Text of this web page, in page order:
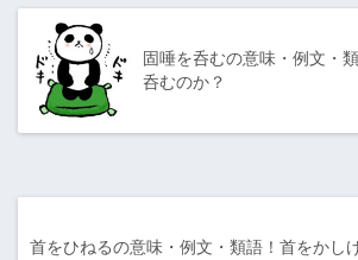
固唾を呑むの意味・例文・
呑むのか？
首をひねるの意味・例文・類語！首をかし